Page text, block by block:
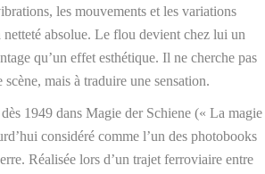
les mouvements et les variations
absolue. Le flou devient chez lui un
qu’un effet esthétique. Il ne cherche pas
mais à traduire une sensation.
1949 dans Magie der Schiene (« La magie
considéré comme l’un des photobooks
Réalisée lors d’un trajet ferroviaire entre